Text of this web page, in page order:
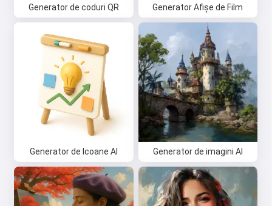
Generator de coduri QR Generator Afișe de Film
Generator de Icoane AI Generator de imagini AI